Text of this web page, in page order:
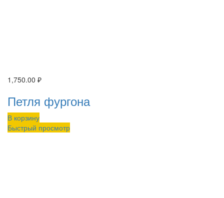
1,750.00 ₽
Петля фургона
В корзину
Быстрый просмотр